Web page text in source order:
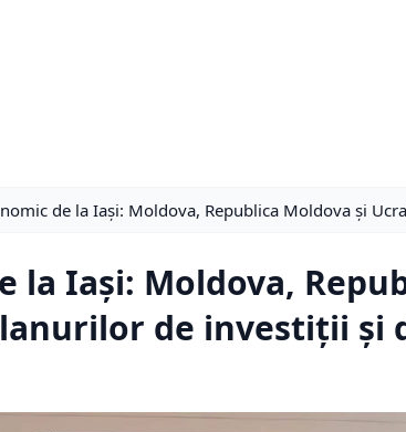
de la Iași: Moldova, Republica Moldova și
la Iași: Moldova,
de investiții și